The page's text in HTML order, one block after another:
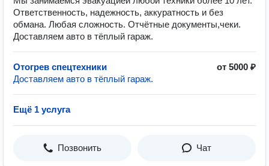
Ответственность, надежность, аккуратность и без
обмана. Любая сложность. Отчётные документы,чеки.
Доставляем авто в тёплый гараж.
Отогрев спецтехники
от 5000 ₽
Доставляем авто в тёплый гараж.
Ещё 1 услуга
Позвонить Чат